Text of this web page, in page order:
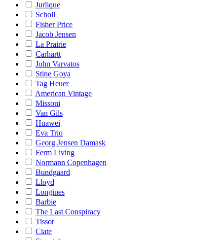
Jurlique
Scholl
Fisher Price
Jacob Jensen
La Prairie
Carhartt
John Varvatos
Stine Goya
Tag Heuer
American Vintage
Missoni
Van Gils
Huawei
Eva Trio
Georg Jensen Damask
Ferm Living
Normann Copenhagen
Bundgaard
Lloyd
Longines
Barbie
The Last Conspiracy
Tissot
Ciate